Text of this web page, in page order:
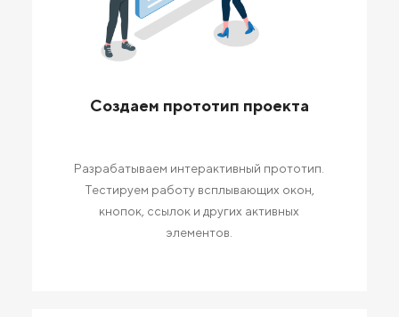
Создаем прототип проекта
Разрабатываем интерактивный прототип.
Тестируем работу всплывающих окон,
кнопок, ссылок и других активных
элементов.